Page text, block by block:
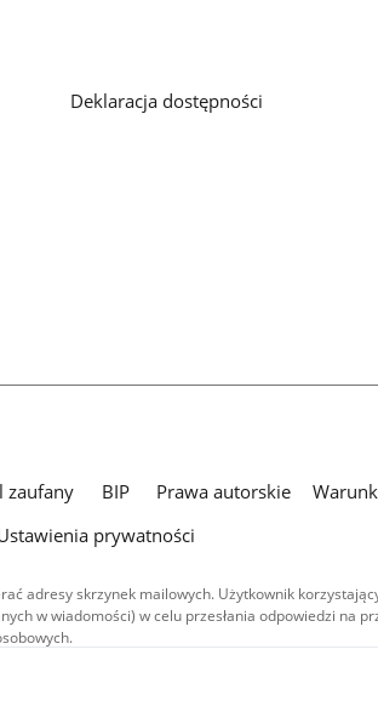
Deklaracja dostępności
zaufany BIP Prawa autorskie
prywatności
adresy skrzynek mailowych. Użytkownik
w wiadomości) w celu przesłania odpowiedzi na
wyłączeniem treści audiowizualnych), są
uznanie autorstwa - na tych samych